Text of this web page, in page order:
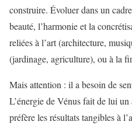
construire. Évoluer dans un
beauté, l’harmonie et la
reliées à l’art (architecture,
(jardinage, agriculture), ou à la
Mais attention : il a besoin de
L’énergie de Vénus fait de lui
préfère les résultats tangibles à